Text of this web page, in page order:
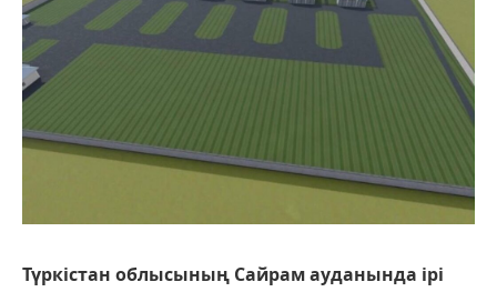
Түркістан облысының Сайрам ауданында ірі